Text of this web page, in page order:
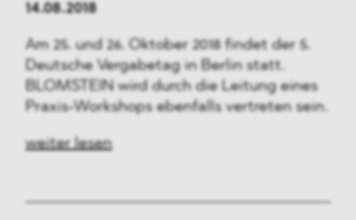
14.08.2018
Am 25. und 26. Oktober 2018 findet der 5.
Deutsche Vergabetag in Berlin statt.
BLOMSTEIN wird durch die Leitung eines
Praxis-Workshops ebenfalls vertreten sein.
weiter lesen